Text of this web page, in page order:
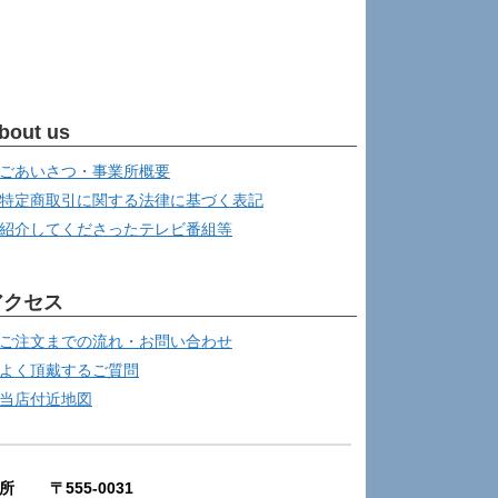
us
ごあいさつ・事業所概要
特定商取引に関する法律に基づく表記
紹介してくださったテレビ番組等
セス
ご注文までの流れ・お問い合わせ
よく頂戴するご質問
当店付近地図
所 〒555-0031